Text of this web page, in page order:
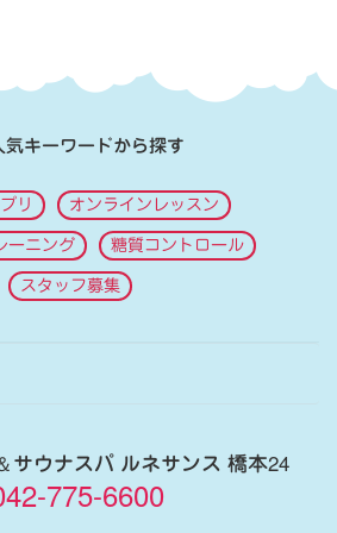
気キーワードから探す
リ オンラインレッスン
ーニング 糖質コントロール
スタッフ募集
サウナスパ ルネサンス 橋本24
775-6600